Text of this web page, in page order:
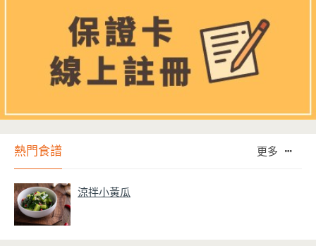
熱門食譜 更多
涼拌小黃瓜